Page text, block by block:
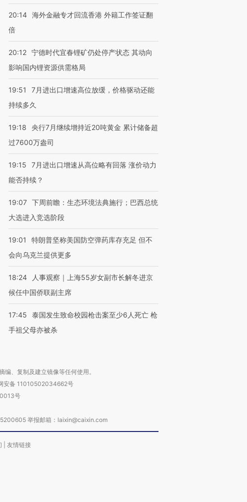
20:14 海外金融专才回流香港 外籍工作签证翻
倍
20:12 宁德时代宜春锂矿仍处停产状态 其动向
影响国内锂资源供需格局
19:51
7月进出口增速高位放缓，价格驱动还能
持续多久
19:18
央行7月继续增持近20吨黄金 累计储备超
过7600万盎司
19:15
7月进出口增速从高位略有回落 涨价动力
能否持续？
19:07 下周前瞻：生态环境法典施行；巴西总统
大选进入竞选阶段
19:01
特朗普坚称美国防空弹药库存充足 但不
会向乌克兰提供更多
18:24
人事观察｜上海55岁女副市长解冬进京
候任中国侨联副主席
17:45
泰国发生致命校园枪击案至少6人死亡 枪
手祖父母亦被杀
、复制及建立镜像等任何使用。
安备 11010502034662号
号
举报邮箱：laixin@caixin.com
友情链接